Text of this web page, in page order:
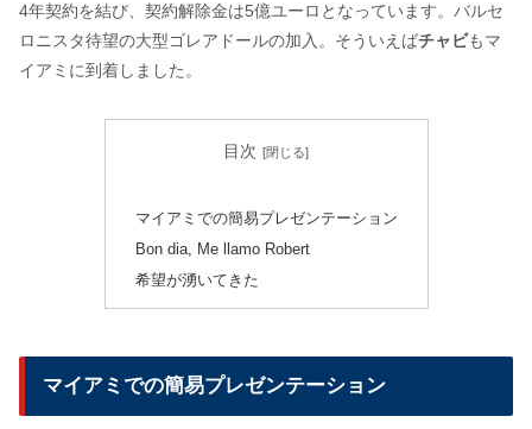
4年契約を結び、契約解除金は5億ユーロとなっています。バルセ
ロニスタ待望の大型ゴレアドールの加入。そういえばチャビもマ
イアミに到着しました。
目次
マイアミでの簡易プレゼンテーション
Bon dia, Me llamo Robert
希望が湧いてきた
マイアミでの簡易プレゼンテーション